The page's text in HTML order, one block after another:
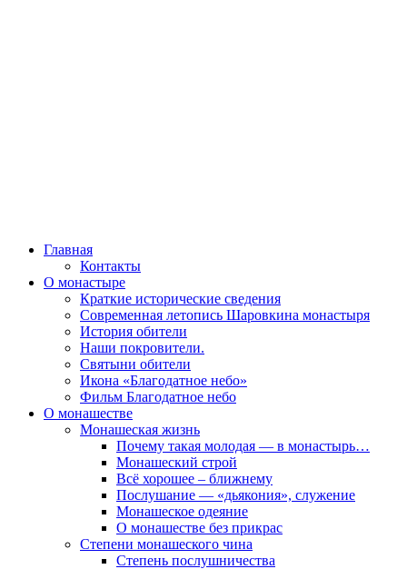
Главная
Контакты
О монастыре
Краткие исторические сведения
Современная летопись Шаровкина монастыря
История обители
Наши покровители.
Святыни обители
Икона «Благодатное небо»
Фильм Благодатное небо
О монашестве
Монашеская жизнь
Почему такая молодая — в монастырь…
Монашеский строй
Всё хорошее – ближнему
Послушание — «дьякония», служение
Монашеское одеяние
О монашестве без прикрас
Степени монашеского чина
Степень послушничества